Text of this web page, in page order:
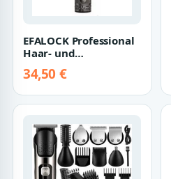
EFALOCK Professional
Haar- und
Bartschneider Efalock
Bad Butch Trimmer
34,50 €